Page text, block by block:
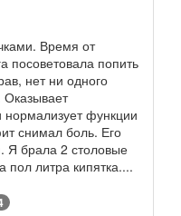
Время от
посоветовала попить
нет ни одного
Оказывает
нормализует функции
снимал боль. Его
Я брала 2 столовые
пол литра кипятка....